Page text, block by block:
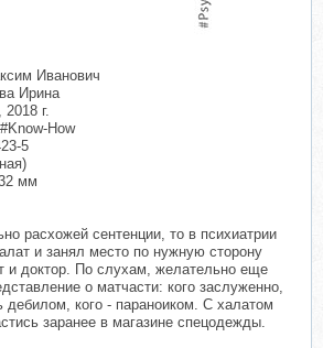
Иванович
Ирина
г.
How
5
мм
расхожей сентенции, то в психиатрии
и занял место по нужную сторону
и доктор. По слухам, желательно еще
о матчасти: кого заслуженно,
дебилом, кого - параноиком. С халатом
заранее в магазине спецодежды.